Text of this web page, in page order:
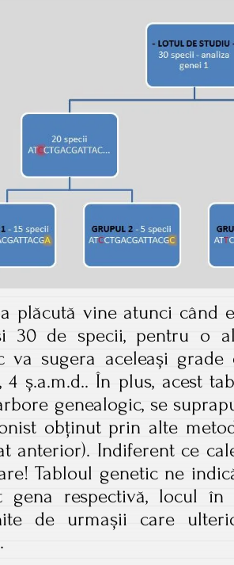
plăcută vine atunci când
30 de specii, pentru o
va sugera aceleași
4 ș.a.m.d.. În plus, acest
genealogic, se
obținut prin alte
anterior). Indiferent ce
Tabloul genetic ne
gena respectivă, locul
de urmașii care